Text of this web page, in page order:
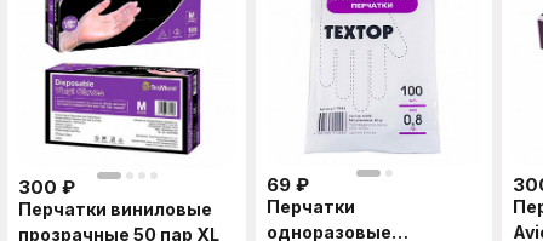
300 ₽
Перчатки виниловые
прозрачные 50 пар XL
69 ₽
Перчатки
одноразовые